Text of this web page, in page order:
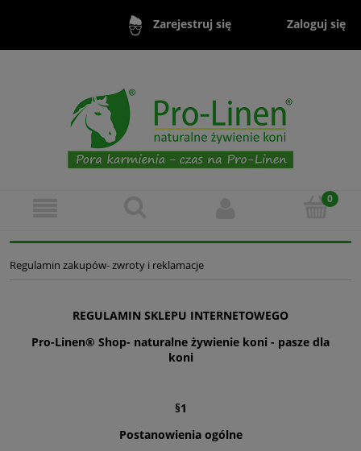
Zarejestruj się Zaloguj się
Regulamin zakupów- zwroty i reklamacje
REGULAMIN SKLEPU INTERNETOWEGO
Pro-Linen® Shop- naturalne żywienie koni - pasze dla
koni
§1
Postanowienia ogólne